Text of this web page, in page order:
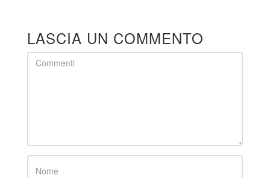
LASCIA UN COMMENTO
Comment
Name